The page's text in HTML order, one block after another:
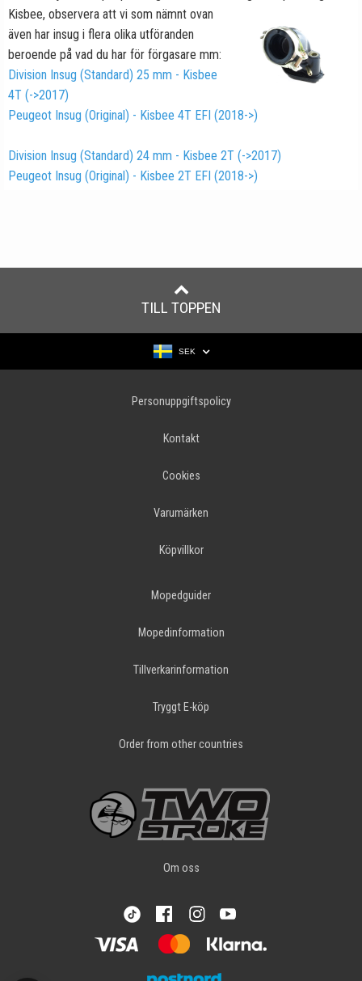
Kisbee, observera att vi som nämnt ovan
även har insug i flera olika utföranden
beroende på vad du har för förgasare mm:
Division Insug (Standard) 25 mm - Kisbee
4T (->2017)
Peugeot Insug (Original) - Kisbee 4T EFI (2018->)
Division Insug (Standard) 24 mm - Kisbee 2T (->2017)
Peugeot Insug (Original) - Kisbee 2T EFI (2018->)
TILL TOPPEN
SEK
Personuppgiftspolicy
Kontakt
Cookies
Varumärken
Köpvillkor
Mopedguider
Mopedinformation
Tillverkarinformation
Tryggt E-köp
Order from other countries
Om oss